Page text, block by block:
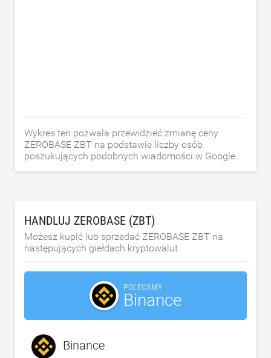
Wykres ten pozwala przewidzieć zmianę ceny
ZEROBASE ZBT na podstawie liczby osób
poszukujących podobnych wiadomości w Google.
HANDLUJ ZEROBASE (ZBT)
Możesz kupić lub sprzedać ZEROBASE ZBT na
następujących giełdach kryptowalut
POLECAMY
Binance
Binance